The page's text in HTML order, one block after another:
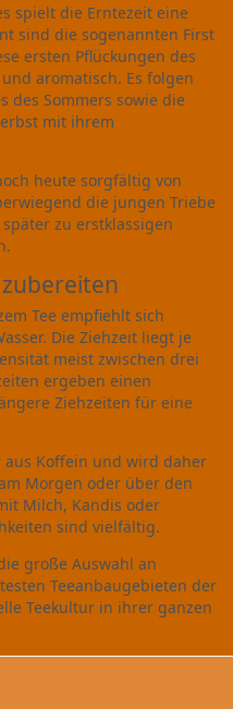
spielt die Erntezeit eine
sind die sogenannten First
ersten Pflückungen des
aromatisch. Es folgen
des Sommers sowie die
mit ihrem
heute sorgfältig von
die jungen Triebe
zu erstklassigen
Tee empfiehlt sich
Die Ziehzeit liegt je
meist zwischen drei
ergeben einen
Ziehzeiten für eine
aus Koffein und wird daher
Morgen oder über den
Milch, Kandis oder
sind vielfältig.
große Auswahl an
Teeanbaugebieten der
Teekultur in ihrer ganzen